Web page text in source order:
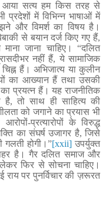
सत्य हम किस तरह से
में विभिन्न भाषाओं में
और विमर्श का विषय है।
से बयान दर्ज किए गए हैं,
जाना चाहिए। “दलित
नहीं हैं, ये सामाजिक
हैं। अभिजात्य या कुलीन
का आख्यान हैं तथा उसकी
प्रयत्न हैं। यह राजनीतिक
है, तो साथ ही साहित्य की
को जगाने का प्रयास भी
प्रत्यारोपों के विरुद्ध
का संघर्ष उजागर है, जिसे
होगी।”[xxii]उपर्युक्त
है। गैर दलित समाज और
फिर से सोचना चाहिए।
पर पुनर्विचार की ज़रूरत